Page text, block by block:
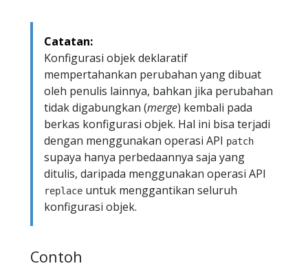
Catatan:
Konfigurasi objek deklaratif
mempertahankan perubahan yang dibuat
oleh penulis lainnya, bahkan jika perubahan
tidak digabungkan (merge) kembali pada
berkas konfigurasi objek. Hal ini bisa terjadi
dengan menggunakan operasi API patch
supaya hanya perbedaannya saja yang
ditulis, daripada menggunakan operasi API
replace untuk menggantikan seluruh
konfigurasi objek.
Contoh